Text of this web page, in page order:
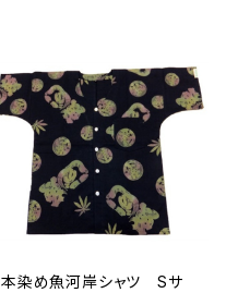
ちシャツ 港町 静岡
本染め魚河岸シャツ Sサ